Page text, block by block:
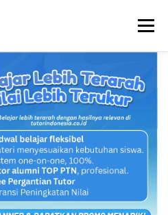
Menu
JADI PENGAJAR
PROFIL ALUMNI